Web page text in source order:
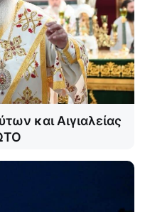
και Αιγιαλείας